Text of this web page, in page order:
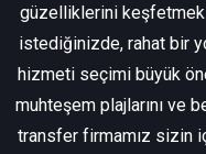
güzelliklerini
istediğinizde, rahat bir
hizmeti seçimi büyük
muhteşem plajlarını ve
transfer firmamız sizin